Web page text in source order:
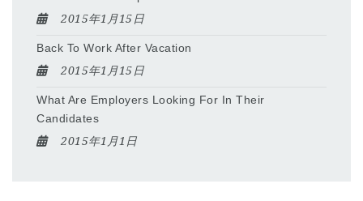
2015年1月15日
Back To Work After Vacation
2015年1月15日
What Are Employers Looking For In Their
Candidates
2015年1月1日